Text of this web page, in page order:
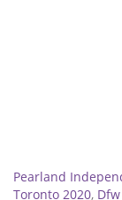
Pearland
Toronto 2020,